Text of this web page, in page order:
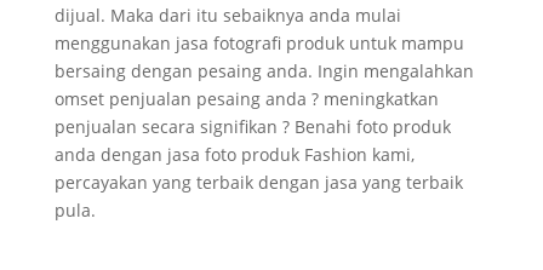
dijual. Maka dari itu sebaiknya anda mulai
menggunakan jasa fotografi produk untuk mampu
bersaing dengan pesaing anda. Ingin mengalahkan
omset penjualan pesaing anda ? meningkatkan
penjualan secara signifikan ? Benahi foto produk
anda dengan jasa foto produk Fashion kami,
percayakan yang terbaik dengan jasa yang terbaik
pula.